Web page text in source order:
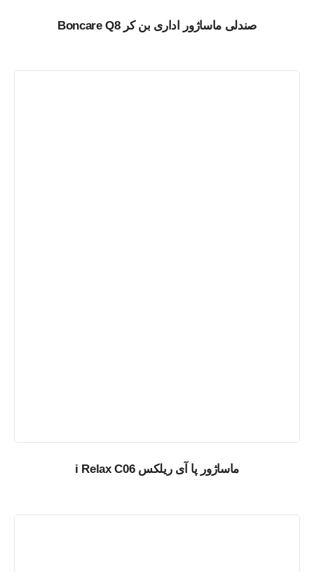
صندلی ماساژور اداری بن کر Boncare Q8
ماساژور پا آی ریلکس i Relax C06